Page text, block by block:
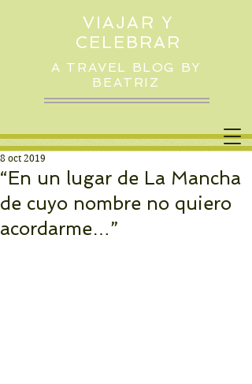
VIAJAR Y
CELEBRAR
A TRAVEL BLOG BY
BEATRIZ
“En un lugar de La Mancha
de cuyo nombre no quiero
acordarme…”
8 oct 2019